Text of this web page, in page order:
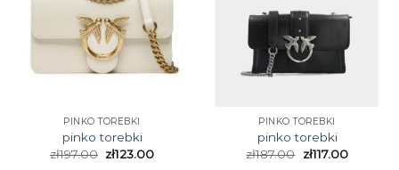
PINKO TOREBKI
pinko torebki
zł197.00 zł123.00
PINKO TOREBKI
pinko torebki
zł187.00 zł117.00